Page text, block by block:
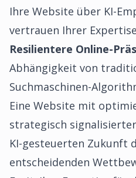
Ihre Website über KI-
vertrauen Ihrer
Resilientere Online-
Abhängigkeit von
Suchmaschinen-
Eine Website mit
strategisch
KI-gesteuerten Zukunft
entscheidenden